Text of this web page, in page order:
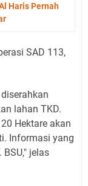
Haris Pernah
SAD 113,
lahan TKD.
Hektare akan
Informasi yang
jelas